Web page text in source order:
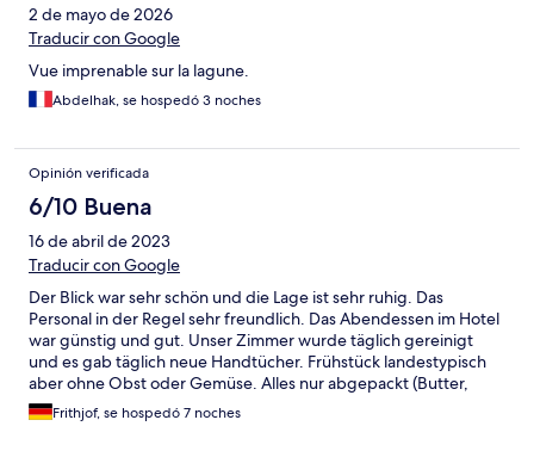
2 de mayo de 2026
Traducir con Google
Vue imprenable sur la lagune.
Abdelhak, se hospedó 3 noches
Opinión verificada
6/10 Buena
16 de abril de 2023
Traducir con Google
Der Blick war sehr schön und die Lage ist sehr ruhig. Das
Personal in der Regel sehr freundlich. Das Abendessen im Hotel
war günstig und gut. Unser Zimmer wurde täglich gereinigt
und es gab täglich neue Handtücher. Frühstück landestypisch
aber ohne Obst oder Gemüse. Alles nur abgepackt (Butter,
Honig, Marmelade). Orangesaft aus der Flasche (sehr künstlich),
obwohl es jede Menge frisches Obst gibt. Das Hotel selbst war
Frithjof, se hospedó 7 noches